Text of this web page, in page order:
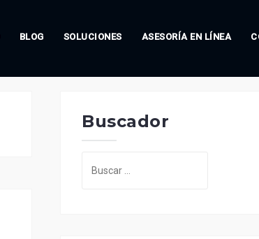
BLOG SOLUCIONES ASESORÍA EN LÍNEA
Buscador